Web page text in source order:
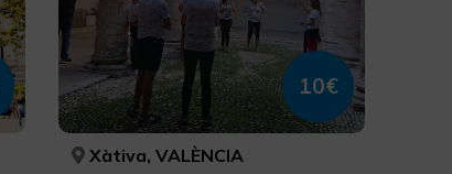
10€
Xàtiva, VALÈNCIA